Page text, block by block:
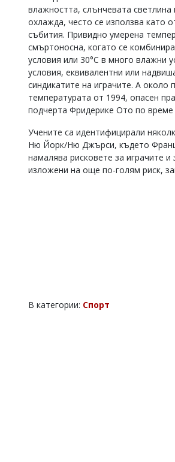
откриете
обиден
коментар,
сигнализирайте
влажността, слънчевата
охлажда, често се използва като
събития. Привидно умерена
смъртоносна, когато се
условия или 30°C в много влажни
условия, еквивалентни или
синдикатите на играчите. А
температурата от 1994, опасен
подчерта Фридерике Ото по
Учените са идентифицирали
Ню Йорк/Ню Джърси, където
намалява рисковете за играчите
изложени на още по-голям риск,
В категории: Спорт